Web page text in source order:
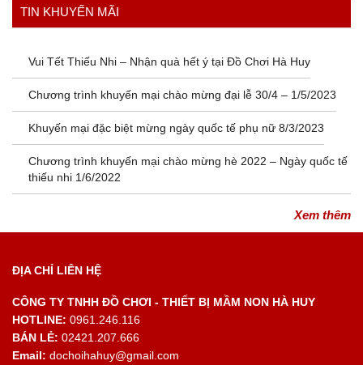
TIN KHUYẾN MÃI
Vui Tết Thiếu Nhi – Nhận quà hết ý tại Đồ Chơi Hà Huy
Chương trình khuyến mại chào mừng đại lễ 30/4 – 1/5/2023
Khuyến mại đặc biệt mừng ngày quốc tế phụ nữ 8/3/2023
Chương trình khuyến mại chào mừng hè 2022 – Ngày quốc tế
thiếu nhi 1/6/2022
Xem thêm
ĐỊA CHỈ LIÊN HỆ
CÔNG TY TNHH ĐỒ CHƠI - THIẾT BỊ MẦM NON HÀ HUY
HOTLINE: 0961.246.116
BÁN LẺ: 02421.207.666
Email: dochoihahuy@gmail.com